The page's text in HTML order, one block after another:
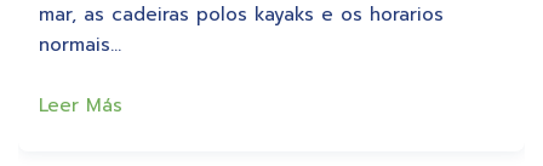
mar, as cadeiras polos kayaks e os horarios
normais…
Leer Más